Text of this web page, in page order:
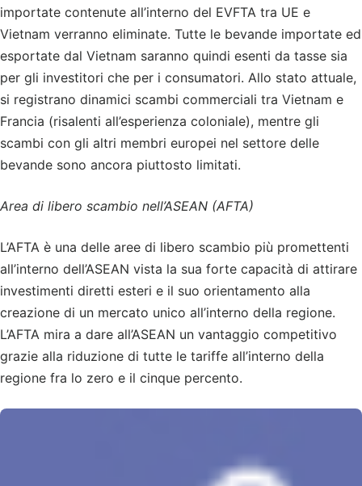
importate contenute all’interno del EVFTA tra UE e
Vietnam verranno eliminate. Tutte le bevande importate ed
esportate dal Vietnam saranno quindi esenti da tasse sia
per gli investitori che per i consumatori. Allo stato attuale,
si registrano dinamici scambi commerciali tra Vietnam e
Francia (risalenti all’esperienza coloniale), mentre gli
scambi con gli altri membri europei nel settore delle
bevande sono ancora piuttosto limitati.
Area di libero scambio nell’ASEAN (AFTA)
L’AFTA è una delle aree di libero scambio più promettenti
all’interno dell’ASEAN vista la sua forte capacità di attirare
investimenti diretti esteri e il suo orientamento alla
creazione di un mercato unico all’interno della regione.
L’AFTA mira a dare all’ASEAN un vantaggio competitivo
grazie alla riduzione di tutte le tariffe all’interno della
regione fra lo zero e il cinque percento.